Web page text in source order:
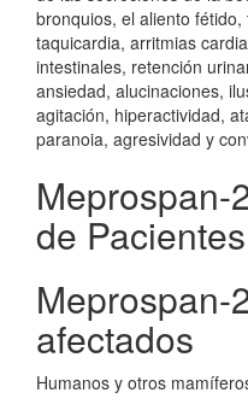
bronquios, el aliento
taquicardia, arritmias
intestinales, retención
ansiedad, alucinaciones,
agitación, hiperactividad,
paranoia, agresividad y
Meprospan-
de Pacientes
Meprospan-
afectados
Humanos y otros